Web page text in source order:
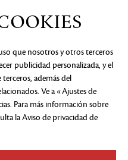
LEGALES
NO
COOKIES
todos los
son
que nosotros y otros terceros
publicidad personalizada, y el
además del
Ve a «Ajustes de
Para más información sobre
la Aviso de privacidad de